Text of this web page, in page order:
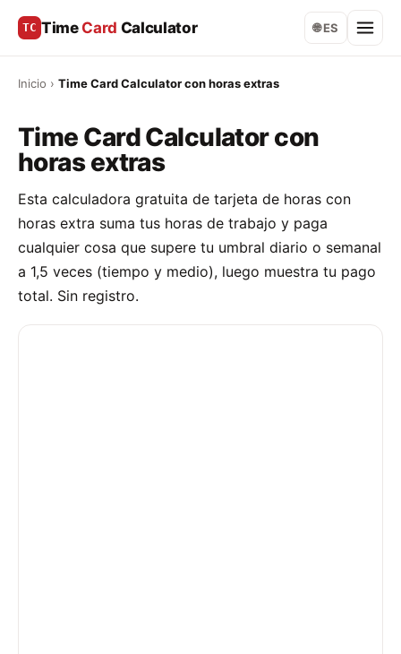
TC Time Card Calculator 🌐 ES
Inicio › Time Card Calculator con horas extras
Time Card Calculator con
horas extras
Esta calculadora gratuita de tarjeta de horas con
horas extra suma tus horas de trabajo y paga
cualquier cosa que supere tu umbral diario o semanal
a 1,5 veces (tiempo y medio), luego muestra tu pago
total. Sin registro.